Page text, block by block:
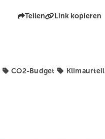
Teilen Link kopieren
CO2-Budget Klimaurteil